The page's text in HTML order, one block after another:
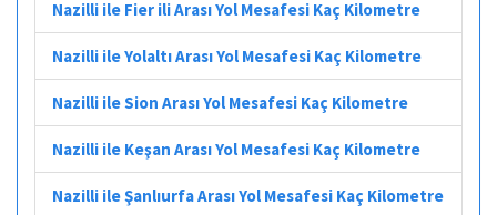
Nazilli ile Fier ili Arası Yol Mesafesi Kaç Kilometre
Nazilli ile Yolaltı Arası Yol Mesafesi Kaç Kilometre
Nazilli ile Sion Arası Yol Mesafesi Kaç Kilometre
Nazilli ile Keşan Arası Yol Mesafesi Kaç Kilometre
Nazilli ile Şanlıurfa Arası Yol Mesafesi Kaç Kilometre